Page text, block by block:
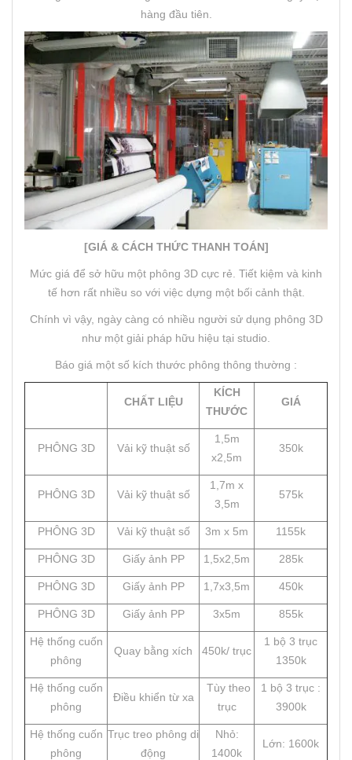
hàng đầu tiên.
[GIÁ & CÁCH THỨC THANH TOÁN]
Mức giá để sở hữu một phông 3D cực rẻ. Tiết kiệm và kinh
tế hơn rất nhiều so với việc dựng một bối cảnh thật.
Chính vì vậy, ngày càng có nhiều người sử dụng phông 3D
như một giải pháp hữu hiệu tại studio.
Báo giá một số kích thước phông thông thường :
CHẤT LIỆU
KÍCH
THƯỚC
GIÁ
PHÔNG 3D Vải kỹ thuật số
1,5m
x2,5m
350k
PHÔNG 3D Vải kỹ thuật số
1,7m x
3,5m
575k
PHÔNG 3D Vải kỹ thuật số 3m x 5m 1155k
PHÔNG 3D Giấy ảnh PP 1,5x2,5m 285k
PHÔNG 3D Giấy ảnh PP 1,7x3,5m 450k
PHÔNG 3D Giấy ảnh PP 3x5m 855k
Hệ thống cuốn
phông
Quay bằng xích 450k/ trục
1 bộ 3 trục
1350k
Hệ thống cuốn
phông
Điều khiển từ xa
Tùy theo
trục
1 bộ 3 trục :
3900k
Hệ thống cuốn
phông
Trục treo phông di
động
Nhỏ:
1400k
Lớn: 1600k